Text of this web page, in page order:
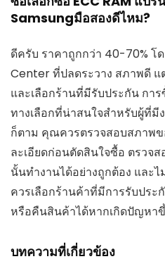
Samsungมือสองดีไหม?
ดีครับ ราคาถูกกว่า 40-70% โ
Center ที่ปลดระวาง สภาพดี
และเลือกร้านที่มีรับประกัน การ
ทางเลือกที่น่าสนใจสำหรับผู้ที่มี
ก็ตาม คุณควรตรวจสอบสภาพข
ละเอียดก่อนตัดสินใจซื้อ ตรวจ
นั้นทำงานได้อย่างถูกต้อง และ
ควรเลือกร้านค้าที่มีการรับปร
หรือคืนสินค้าได้หากเกิดปัญหา
บทความที่เกี่ยวข้อง